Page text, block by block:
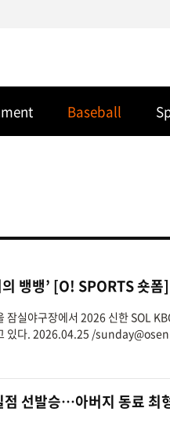
Baseball
뱅뱅’ [O! SPORTS 숏폼]
실야구장에서 2026 신한 SOL
있다. 2026.04.25 /
선발승…아버지 동료 최